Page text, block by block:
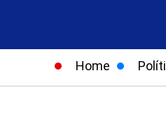
Home